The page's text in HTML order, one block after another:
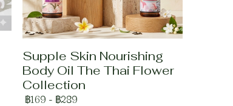
Supple Skin Nourishing
Body Oil The Thai Flower
Collection
฿169 - ฿289